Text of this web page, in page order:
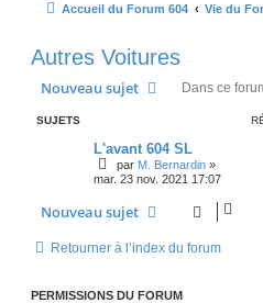
Accueil du Forum 604 Vie du
Autres Voitures
Nouveau sujet
SUJETS
L'avant 604 SL
par M. Bernardin »
mar. 23 nov. 2021 17:07
Nouveau sujet
Retourner à l’index du forum
PERMISSIONS DU FORUM